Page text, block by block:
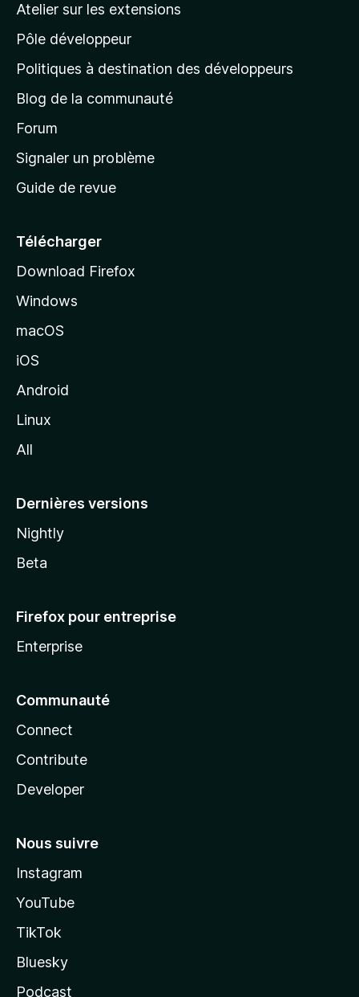
p
a
g
d
a
c
e
l
d
o
z
l
Atelier sur les extensions
Pôle développeur
Politiques à destination des développeurs
Blog de la communauté
Forum
Signaler un problème
Guide de revue
Télécharger
Download Firefox
Windows
macOS
iOS
Android
Linux
All
Dernières versions
Nightly
Beta
Firefox pour entreprise
Enterprise
Communauté
Connect
Contribute
Developer
Nous suivre
Instagram
YouTube
TikTok
Bluesky
Podcast